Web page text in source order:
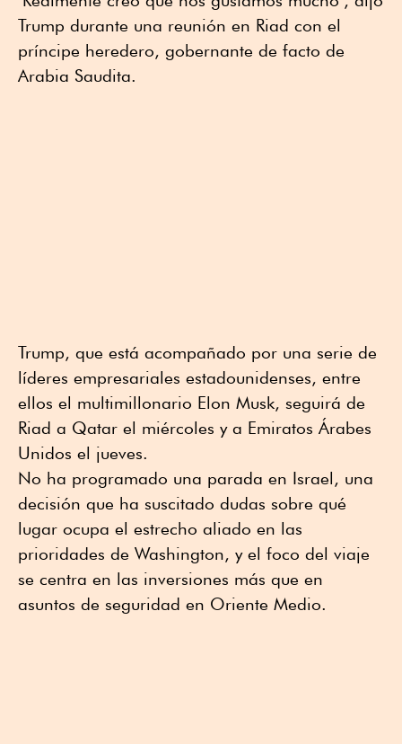
Trump durante una reunión en Riad con el
príncipe heredero, gobernante de facto de
Arabia Saudita.
Trump, que está acompañado por una serie de
líderes empresariales estadounidenses, entre
ellos el multimillonario Elon Musk, seguirá de
Riad a Qatar el miércoles y a Emiratos Árabes
Unidos el jueves.
No ha programado una parada en Israel, una
decisión que ha suscitado dudas sobre qué
lugar ocupa el estrecho aliado en las
prioridades de Washington, y el foco del viaje
se centra en las inversiones más que en
asuntos de seguridad en Oriente Medio.